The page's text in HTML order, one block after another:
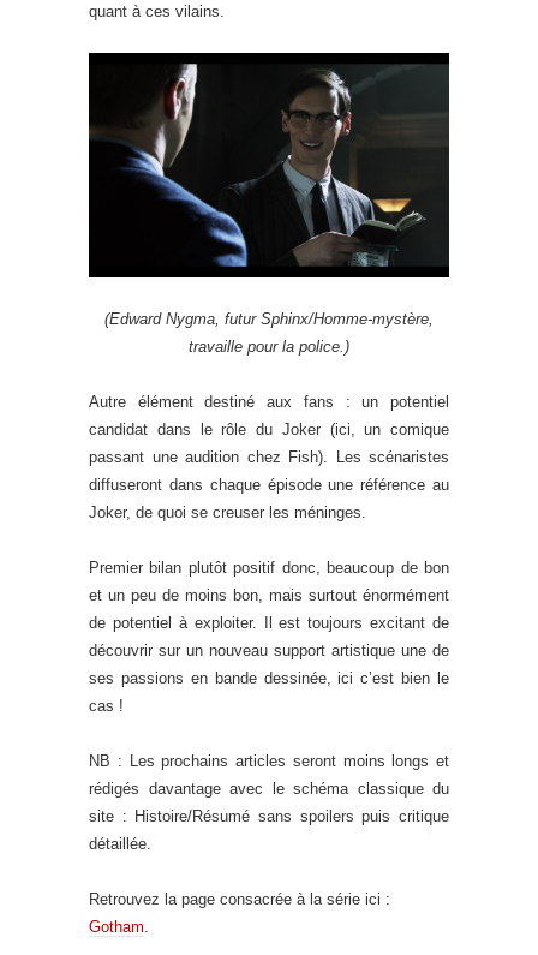
quant à ces vilains.
(Edward Nygma, futur Sphinx/Homme-mystère,
travaille pour la police.)
Autre élément destiné aux fans : un potentiel
candidat dans le rôle du Joker (ici, un comique
passant une audition chez Fish). Les scénaristes
diffuseront dans chaque épisode une référence au
Joker, de quoi se creuser les méninges.
Premier bilan plutôt positif donc, beaucoup de bon
et un peu de moins bon, mais surtout énormément
de potentiel à exploiter. Il est toujours excitant de
découvrir sur un nouveau support artistique une de
ses passions en bande dessinée, ici c’est bien le
cas !
NB : Les prochains articles seront moins longs et
rédigés davantage avec le schéma classique du
site : Histoire/Résumé sans spoilers puis critique
détaillée.
Retrouvez la page consacrée à la série ici :
Gotham.